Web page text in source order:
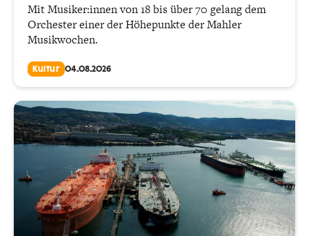
Mit Musiker:innen von 18 bis über 70 gelang dem
Orchester einer der Höhepunkte der Mahler
Musikwochen.
Kultur 04.08.2026